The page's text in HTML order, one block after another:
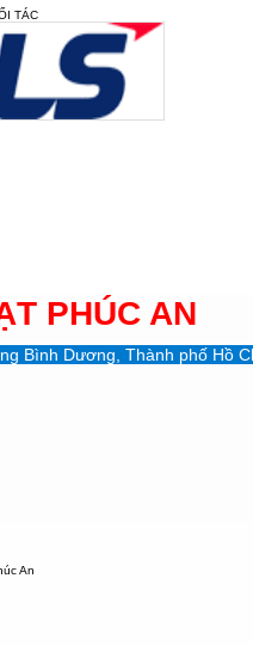
TÁC
PHÚC AN
Bình Dương, Thành phố Hồ
An